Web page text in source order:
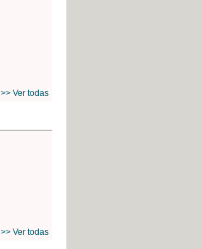
>> Ver todas
>> Ver todas